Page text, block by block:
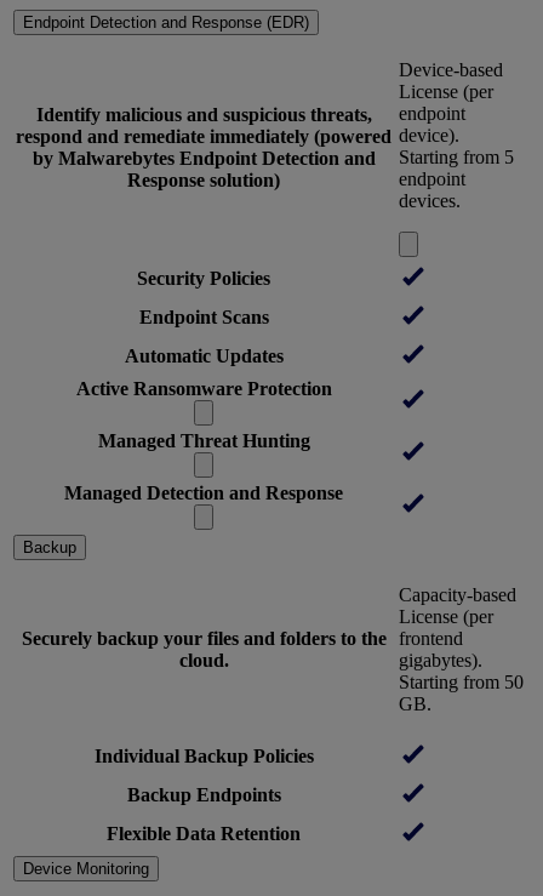
Endpoint Detection and Response (EDR)
Identify malicious and suspicious threats,
respond and remediate immediately (powered
by Malwarebytes Endpoint Detection and
Response solution)
Device-based
License (per
endpoint
device).
Starting from 5
endpoint
devices.
Security Policies
Endpoint Scans
Automatic Updates
Active Ransomware Protection
Managed Threat Hunting
Managed Detection and Response
Backup
Securely backup your files and folders to the
cloud.
Capacity-based
License (per
frontend
gigabytes).
Starting from 50
GB.
Individual Backup Policies
Backup Endpoints
Flexible Data Retention
Device Monitoring